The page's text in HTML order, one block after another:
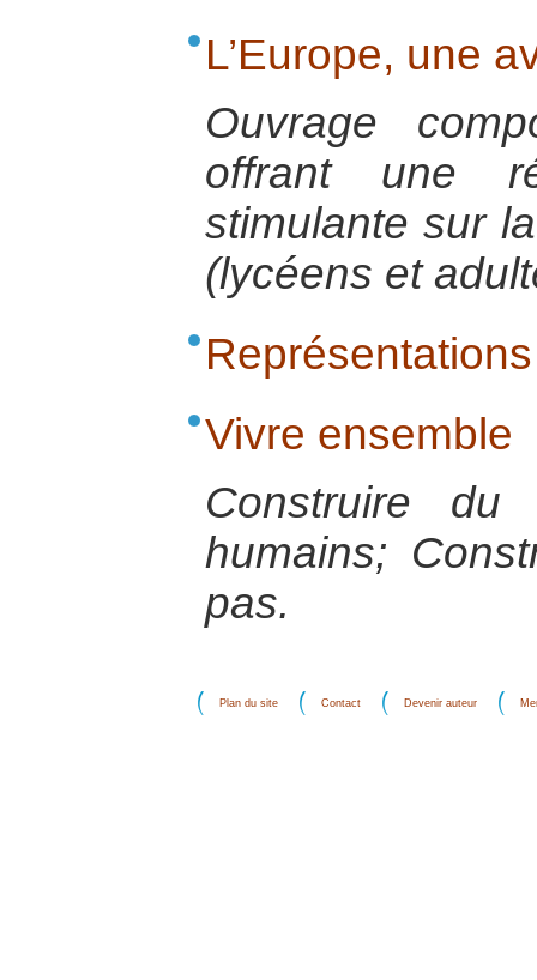
L’Europe, une
Ouvrage
offrant une
stimulante sur
(lycéens et
Vivre ensemble
Construire
humains;
pas.
Plan du site Contact Devenir auteur